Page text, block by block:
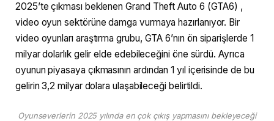
2025’te çıkması beklenen Grand Theft Auto 6 (GTA6) ,
video oyun sektörüne damga vurmaya hazırlanıyor. Bir
video oyunları araştırma grubu, GTA 6’nın ön siparişlerde 1
milyar dolarlık gelir elde edebileceğini öne sürdü. Ayrıca
oyunun piyasaya çıkmasının ardından 1 yıl içerisinde de bu
gelirin 3,2 milyar dolara ulaşabileceği belirtildi.
Oyunseverlerin 2025 yılında en çok çıkış yapmasını bekleyeceği